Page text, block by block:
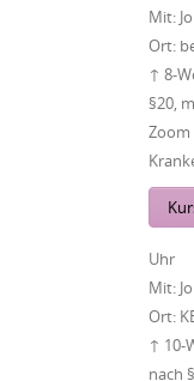
Mit:
Ort:
↑ 8-
§20,
Zoom
Uhr
Mit:
Ort:
↑ 10-
nach